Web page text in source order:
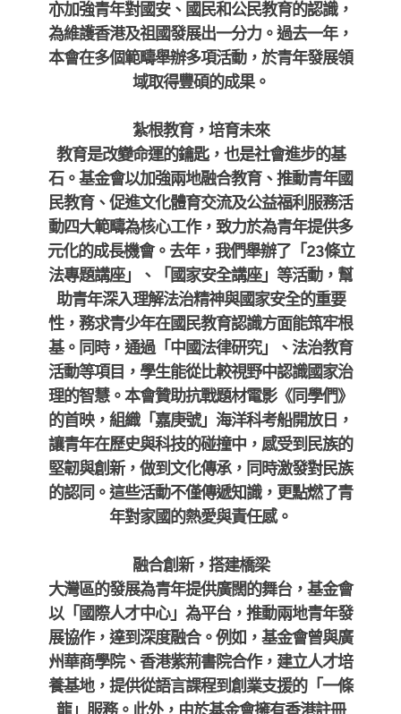
亦加強青年對國安、國民和公民教育的認識，
為維護香港及祖國發展出一分力。過去一年，
本會在多個範疇舉辦多項活動，於青年發展領
域取得豐碩的成果。
紮根教育，培育未來
教育是改變命運的鑰匙，也是社會進步的基
石。基金會以加強兩地融合教育、推動青年國
民教育、促進文化體育交流及公益福利服務活
動四大範疇為核心工作，致力於為青年提供多
元化的成長機會。去年，我們舉辦了「23條立
法專題講座」、「國家安全講座」等活動，幫
助青年深入理解法治精神與國家安全的重要
性，務求青少年在國民教育認識方面能筑牢根
基。同時，通過「中國法律研究」、法治教育
活動等項目，學生能從比較視野中認識國家治
理的智慧。本會贊助抗戰題材電影《同學們》
的首映，組織「嘉庚號」海洋科考船開放日，
讓青年在歷史與科技的碰撞中，感受到民族的
堅韌與創新，做到文化傳承，同時激發對民族
的認同。這些活動不僅傳遞知識，更點燃了青
年對家國的熱愛與責任感。
融合創新，搭建橋梁
大灣區的發展為青年提供廣闊的舞台，基金會
以「國際人才中心」為平台，推動兩地青年發
展協作，達到深度融合。例如，基金會曾與廣
州華商學院、香港紫荊書院合作，建立人才培
養基地，提供從語言課程到創業支援的「一條